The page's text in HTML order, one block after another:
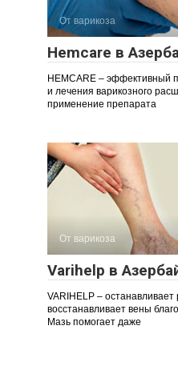
От варикоза
Hemcare в
HEMCARE – эффективный
и лечения варикозного
применение препарата
От варикоза
Varihelp в
VARIHELP – останавливает
восстанавливает вены
Мазь помогает даже